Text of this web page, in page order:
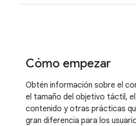
Cómo empezar
Obtén información sobre el
el tamaño del objetivo táctil,
contenido y otras prácticas
gran diferencia para los